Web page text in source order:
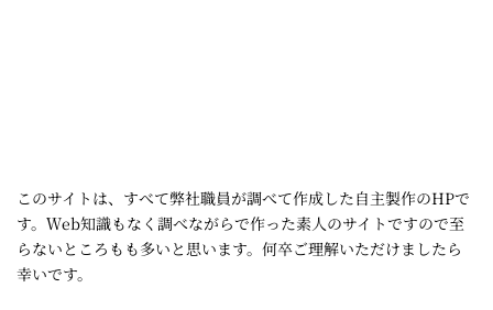
このサイトは、すべて弊社職員が調べて作成した自主製作のHPで
す。Ｗeb知識もなく調べながらで作った素人のサイトですので至
らないところもも多いと思います。何卒ご理解いただけましたら
幸いです。